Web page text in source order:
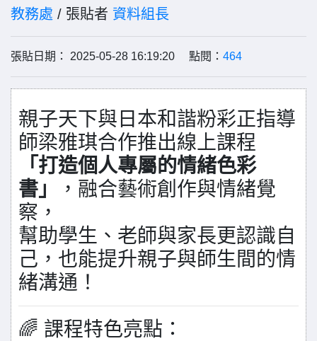
教務處 / 張貼者 資料組長
張貼日期： 2025-05-28 16:19:20 點閱： 464
親子天下與日本和諧粉彩正指導
師梁雅琪合作推出線上課程
「打造個人專屬的情緒色彩
書」
，融合藝術創作與情緒覺
察，
幫助學生、老師與家長更認識自
己，也能提升親子與師生間的情
緒溝通！
🌈 課程特色亮點：